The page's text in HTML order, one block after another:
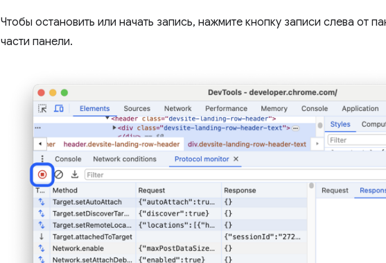
Чтобы остановить или начать запись, нажмите кнопку записи слева от
части панели.